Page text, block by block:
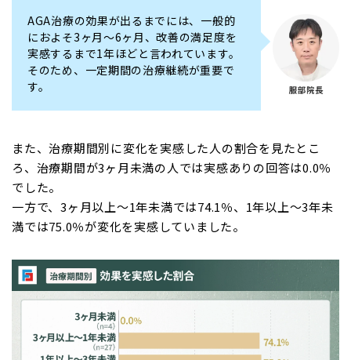
AGA治療の効果が出るまでには、一般的
におよそ3ヶ月〜6ヶ月、改善の満足度を
実感するまで1年ほどと言われています。
そのため、一定期間の治療継続が重要で
す。
また、治療期間別に変化を実感した人の割合を見たとこ
ろ、治療期間が3ヶ月未満の人では実感ありの回答は0.0％
でした。
一方で、3ヶ月以上～1年未満では74.1％、1年以上～3年未
満では75.0％が変化を実感していました。